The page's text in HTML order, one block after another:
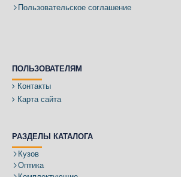
Пользовательское соглашение
ПОЛЬЗОВАТЕЛЯМ
Контакты
Карта сайта
РАЗДЕЛЫ КАТАЛОГА
Кузов
Оптика